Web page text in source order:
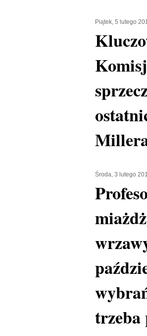
Piątek, 5 lutego
Środa, 3 lutego
trzeba